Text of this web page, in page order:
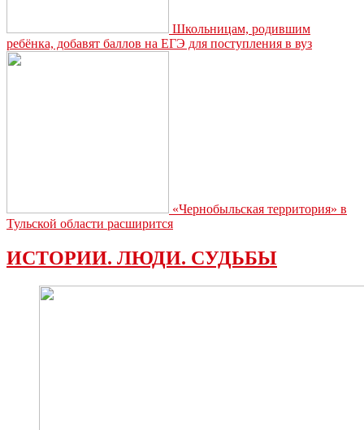
Школьницам, родившим
ребёнка, добавят баллов на ЕГЭ для поступления в вуз
«Чернобыльская территория» в
Тульской области расширится
ИСТОРИИ. ЛЮДИ. СУДЬБЫ